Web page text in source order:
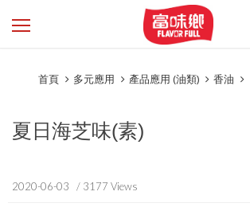
登入
關於富味鄉
食在安心
首頁 多元應用 產品應用 (油類) 香油
夏日海芝味(素)
2020-06-03 / 3177 Views